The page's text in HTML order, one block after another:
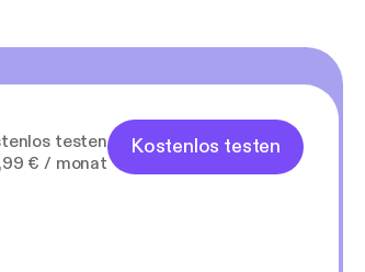
testen
€ / monat
Kostenlos testen